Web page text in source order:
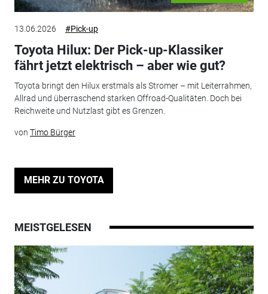
13.06.2026 #Pick-up
Toyota Hilux: Der Pick-up-Klassiker
fährt jetzt elektrisch – aber wie gut?
Toyota bringt den Hilux erstmals als Stromer – mit Leiterrahmen,
Allrad und überraschend starken Offroad-Qualitäten. Doch bei
Reichweite und Nutzlast gibt es Grenzen.
von Timo Bürger
MEHR ZU TOYOTA
MEISTGELESEN